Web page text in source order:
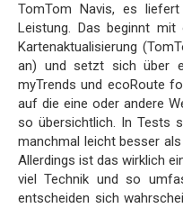
TomTom Navis, es
Leistung. Das beginnt mit
Kartenaktualisierung
an) und setzt sich über
myTrends und ecoRoute
auf die eine oder andere
so übersichtlich. In Tests
manchmal leicht besser
Allerdings ist das wirklich
viel Technik und so
entscheiden sich